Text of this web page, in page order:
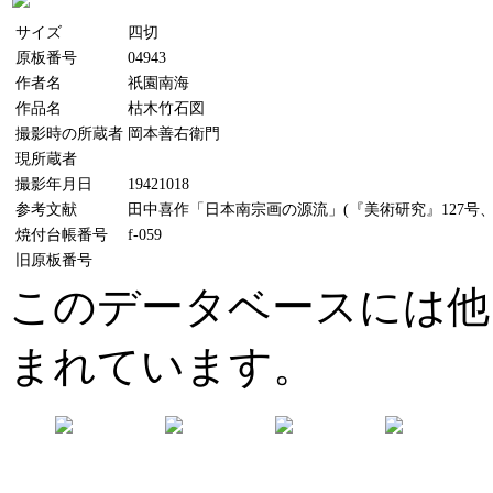
サイズ
四切
原板番号
04943
作者名
祇園南海
作品名
枯木竹石図
撮影時の所蔵者 岡本善右衛門
現所蔵者
撮影年月日
19421018
参考文献
田中喜作「日本南宗画の源流」(『美術研究』127号
焼付台帳番号
f-059
旧原板番号
このデータベースには
まれています。